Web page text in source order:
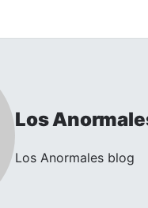
Los
Los Anormales blog